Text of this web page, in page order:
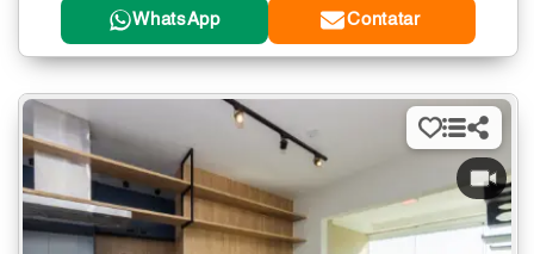
WhatsApp Contatar